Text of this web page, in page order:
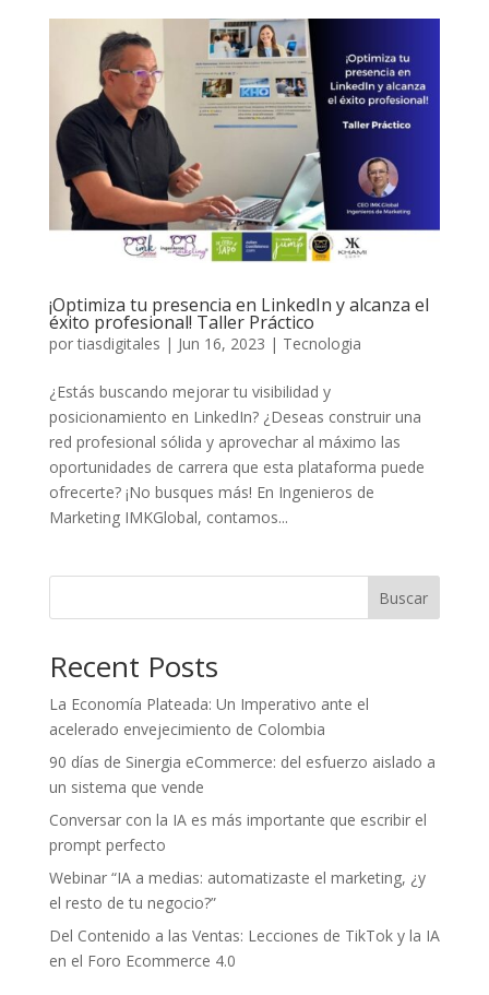
¡Optimiza tu presencia en LinkedIn y alcanza el
éxito profesional! Taller Práctico
portiasdigitales | Jun 16, 2023 | Tecnologia
¿Estás buscando mejorar tu visibilidad y
posicionamiento en LinkedIn? ¿Deseas construir una
red profesional sólida y aprovechar al máximo las
oportunidades de carrera que esta plataforma puede
ofrecerte? ¡No busques más! En Ingenieros de
Marketing IMKGlobal, contamos...
Buscar
Recent Posts
La Economía Plateada: Un Imperativo ante el
acelerado envejecimiento de Colombia
90 días de Sinergia eCommerce: del esfuerzo aislado a
un sistema que vende
Conversar con la IA es más importante que escribir el
prompt perfecto
Webinar “IA a medias: automatizaste el marketing, ¿y
el resto de tu negocio?”
Del Contenido a las Ventas: Lecciones de TikTok y la IA
en el Foro Ecommerce 4.0